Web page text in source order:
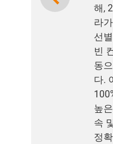
해,
라
선
빈
동
다.
높
속
정